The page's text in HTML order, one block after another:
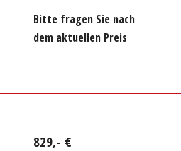
Bitte fragen Sie nach
dem aktuellen Preis
829,- €